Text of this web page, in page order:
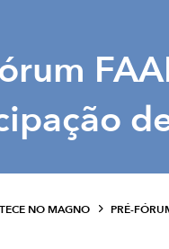
NO MAGNO PRÉ-